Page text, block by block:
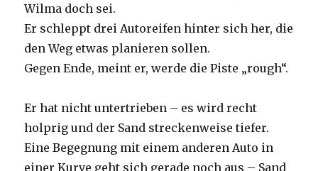
Wilma doch sei.
Er schleppt drei Autoreifen hinter sich her, die
den Weg etwas planieren sollen.
Gegen Ende, meint er, werde die Piste „rough“.
Er hat nicht untertrieben – es wird recht
holprig und der Sand streckenweise tiefer.
Eine Begegnung mit einem anderen Auto in
einer Kurve geht sich gerade noch aus – Sand